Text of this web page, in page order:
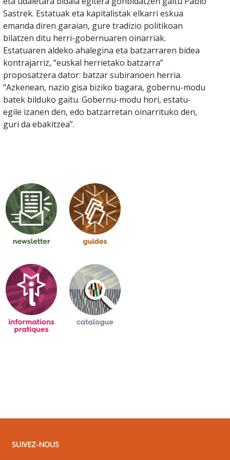
Sastrek. Estatuak eta kapitalistak elkarri eskua
emanda diren garaian, gure tradizio politikoan
bilatzen ditu herri-gobernuaren oinarriak.
Estatuaren aldeko ahalegina eta batzarraren bidea
kontrajarriz, “euskal herrietako batzarra”
proposatzera dator: batzar subiranoen herria.
“Azkenean, nazio gisa biziko bagara, gobernu-modu
batek bilduko gaitu. Gobernu-modu hori, estatu-
egile izanen den, edo batzarretan oinarrituko den,
guri da ebakitzea”.
SUIVEZ-NOUS